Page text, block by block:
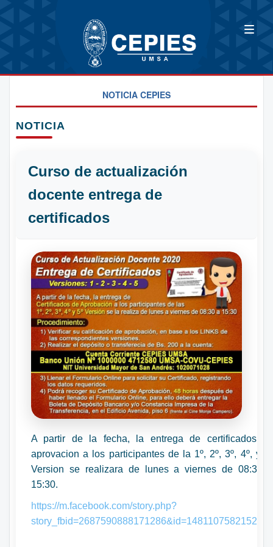
NOTICIA CEPIES
NOTICIA
Curso de actualización
docente entrega de
certificados
A partir de la fecha, la entrega de certificados de
aprovacion a los participantes de la 1º, 2º, 3º, 4º, y 5º
Version se realizara de lunes a viernes de 08:30 a
15:30.
https://m.facebook.com/story.php?
story_fbid=2687590888171286&id=1481107582152962